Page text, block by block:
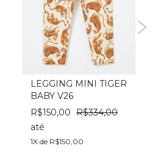
LEGGING MINI TIGER
BABY V26
R$150,00 R$334,00
até
1X de R$150,00